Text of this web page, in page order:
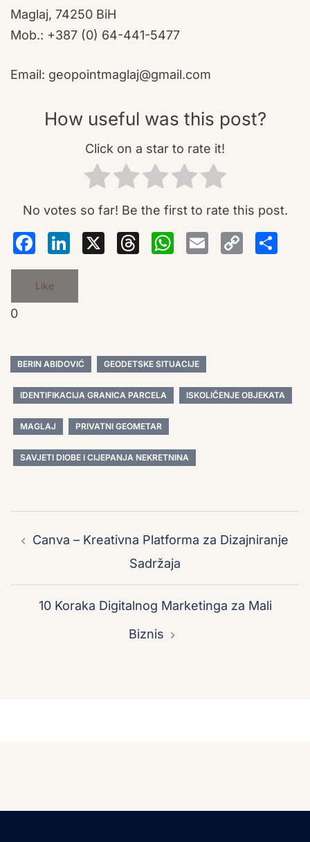
Maglaj, 74250 BiH
Mob.: +387 (0) 64-441-5477
Email: geopointmaglaj@gmail.com
How useful was this post?
Click on a star to rate it!
No votes so far! Be the first to rate this post.
Facebook
LinkedIn
X Threads
Email
Like
0
BERIN ABIDOVIĆ GEODETSKE SITUACIJE
IDENTIFIKACIJA GRANICA PARCELA ISKOLIČENJE OBJEKATA
MAGLAJ PRIVATNI GEOMETAR
SAVJETI DIOBE I CIJEPANJA NEKRETNINA
navigation
Canva – Kreativna Platforma za Dizajniranje
Sadržaja
10 Koraka Digitalnog Marketinga za Mali
Biznis